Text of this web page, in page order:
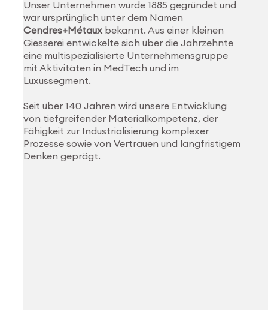
Unser Unternehmen wurde 1885 gegründet und
war ursprünglich unter dem Namen
Cendres+Métaux bekannt. Aus einer kleinen
Giesserei entwickelte sich über die Jahrzehnte
eine multispezialisierte Unternehmensgruppe
mit Aktivitäten in MedTech und im
Luxussegment.
Seit über 140 Jahren wird unsere Entwicklung
von tiefgreifender Materialkompetenz, der
Fähigkeit zur Industrialisierung komplexer
Prozesse sowie von Vertrauen und langfristigem
Denken geprägt.